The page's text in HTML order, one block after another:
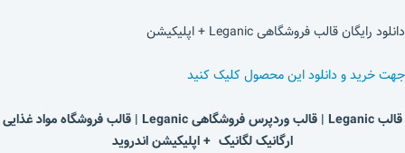
دانلود رایگان قالب فروشگاهی Leganic + اپلیکیشن
جهت خرید و دانلود این محصول کلیک کنید
قالب Leganic | قالب وردپرس فروشگاهی Leganic | قالب فروشگاه مواد غذایی
ارگانیک لگانیک + اپلیکیشن اندروید